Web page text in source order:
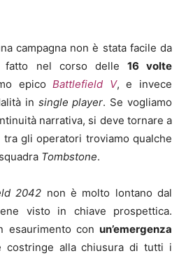
campagna non è stata facile da
fatto nel corso delle 16 volte
epicoBattlefield V, e invece
in single player. Se vogliamo
narrativa, si deve tornare a
tra gli operatori troviamo qualche
Tombstone.
2042 non è molto lontano dal
visto in chiave prospettica.
esaurimento con un’emergenza
alla chiusura di tutti i